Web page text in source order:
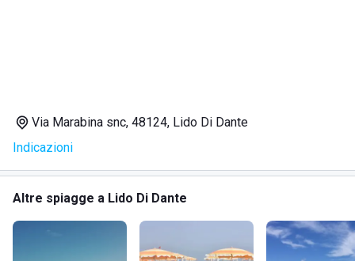
famiglia di godersi la giornata al mare.
Nelle vicinanze della spiaggia libera aperta ai cani troverete
un ampio parcheggio comunale a pagamento.
Via Marabina snc, 48124, Lido Di Dante
Indicazioni
Altre spiagge a Lido Di Dante